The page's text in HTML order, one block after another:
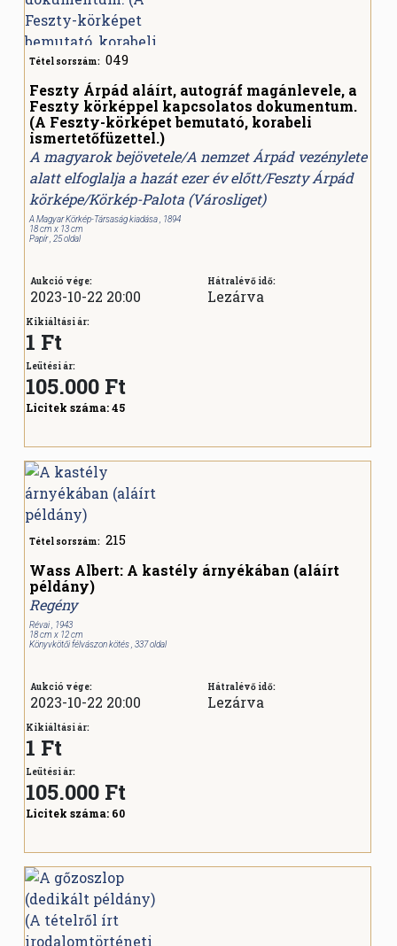
Tétel sorszám: 049
Feszty Árpád aláírt, autográf magánlevele, a
Feszty körképpel kapcsolatos dokumentum.
(A Feszty-körképet bemutató, korabeli
ismertetőfüzettel.)
A magyarok bejövetele/A nemzet Árpád vezénylete
alatt elfoglalja a hazát ezer év előtt/Feszty Árpád
körképe/Körkép-Palota (Városliget)
A Magyar Körkép-Társaság kiadása , 1894
18 cm x 13 cm
Papír , 25 oldal
Aukció vége:
2023-10-22 20:00
Hátralévő idő:
Lezárva
Kikiáltási ár:
1 Ft
Leütési ár:
105.000 Ft
Licitek száma:45
Tétel sorszám: 215
Wass Albert: A kastély árnyékában (aláírt
példány)
Regény
Révai , 1943
18 cm x 12 cm
Könyvkötői félvászon kötés , 337 oldal
Aukció vége:
2023-10-22 20:00
Hátralévő idő:
Lezárva
Kikiáltási ár:
1 Ft
Leütési ár:
105.000 Ft
Licitek száma: 60